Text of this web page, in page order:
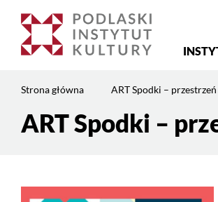
stronie:
główne
Strona główna ART Spodki –
Treść
stronyART Spodki –